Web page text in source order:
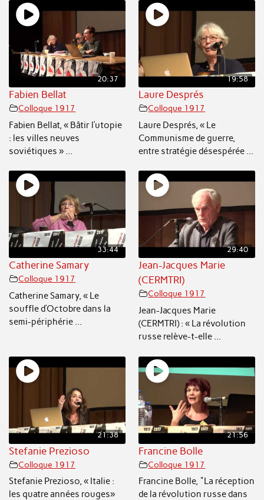
20:37
Fabien Bellat
Colloque 1917
Fabien Bellat, « Bâtir l’utopie
: les villes neuves
soviétiques » ...
19:58
Laure Després
Colloque 1917
Laure Després, « Le
Communisme de guerre,
entre stratégie désespérée ...
33:44
Catherine Samary
Colloque 1917
Catherine Samary, « Le
souffle d’Octobre dans la
semi-périphérie ...
29:40
Jean-Jacques Marie
(CERMTRI)
Colloque 1917
Jean-Jacques Marie
(CERMTRI) : « La révolution
russe relève-t-elle ...
21:38
Stefanie Prezioso
Colloque 1917
Stefanie Prezioso, « Italie :
les quatre années rouges»
21:56
Francine Bolle
Colloque 1917
Francine Bolle, "La réception
de la révolution russe dans